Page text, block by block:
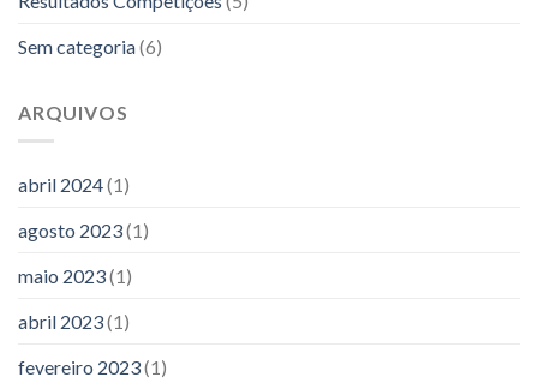
Sem categoria(6)
ARQUIVOS
abril 2024(1)
agosto 2023(1)
maio 2023(1)
abril 2023(1)
fevereiro 2023(1)